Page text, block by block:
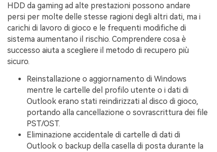
HDD da gaming ad alte prestazioni possono andare
persi per molte delle stesse ragioni degli altri dati, ma i
carichi di lavoro di gioco e le frequenti modifiche di
sistema aumentano il rischio. Comprendere cosa è
successo aiuta a scegliere il metodo di recupero più
sicuro.
Reinstallazione o aggiornamento di Windows
mentre le cartelle del profilo utente o i dati di
Outlook erano stati reindirizzati al disco di gioco,
portando alla cancellazione o sovrascrittura dei file
PST/OST.
Eliminazione accidentale di cartelle di dati di
Outlook o backup della casella di posta durante la